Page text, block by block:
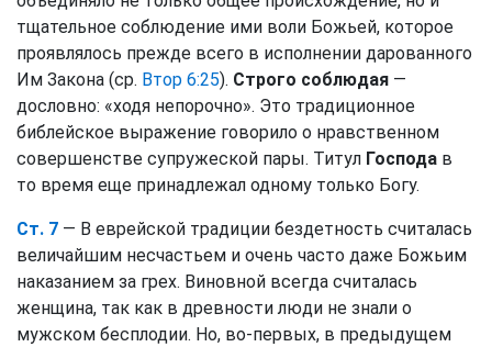
тщательное соблюдение ими воли Божьей, которое
проявлялось прежде всего в исполнении дарованного
Им Закона (ср. Втор 6:25). Строго соблюдая —
дословно: «ходя непорочно». Это традиционное
библейское выражение говорило о нравственном
совершенстве супружеской пары. Титул Господа в
то время еще принадлежал одному только Богу.
Ст. 7 — В еврейской традиции бездетность считалась
величайшим несчастьем и очень часто даже Божьим
наказанием за грех. Виновной всегда считалась
женщина, так как в древности люди не знали о
мужском бесплодии. Но, во-первых, в предыдущем